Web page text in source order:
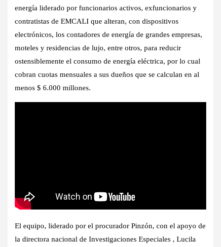
energía liderado por funcionarios activos, exfuncionarios y
contratistas de EMCALI que alteran, con dispositivos
electrónicos, los contadores de energía de grandes empresas,
moteles y residencias de lujo, entre otros, para reducir
ostensiblemente el consumo de energía eléctrica, por lo cual
cobran cuotas mensuales a sus dueños que se calculan en al
menos $ 6.000 millones.
El equipo, liderado por el procurador Pinzón, con el apoyo de
la directora nacional de Investigaciones Especiales , Lucila